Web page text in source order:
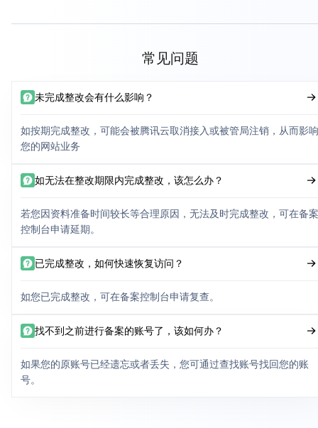
常见问题
未完成整改会有什么影响？
如按期完成整改，可能会被腾讯云取消接入或被管局注销，从而影响
您的网站业务
如无法在整改期限内完成整改，该怎么办？
若您因资料准备时间较长等合理原因，无法及时完成整改，可在备案
控制台申请延期。
已完成整改，如何快速恢复访问？
如您已完成整改，可在备案控制台申请复查。
找不到之前进行备案的账号了，该如何办？
如果您的原账号已经遗忘或者丢失，您可通过查找账号找回您的账
号。